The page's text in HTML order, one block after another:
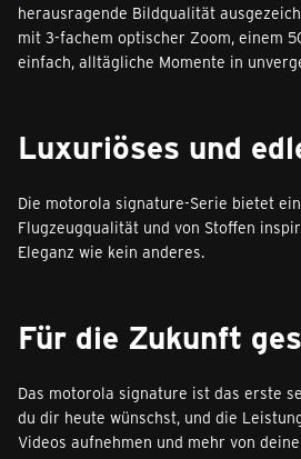
herausragende Bildqualität
mit 3-fachem optischer Zoom, einem
einfach, alltägliche Momente in
Luxuriöses und
Die motorola signature-Serie bietet
Flugzeugqualität und von Stoffen
Eleganz wie kein anderes.
Für die Zukunft
Das motorola signature ist das erste
du dir heute wünschst, und die
Videos aufnehmen und mehr von